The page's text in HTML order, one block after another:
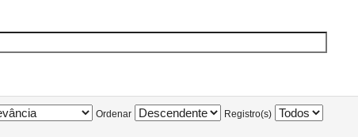
Ordenar Registro(s)